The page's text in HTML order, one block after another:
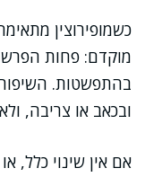
כשמופירוצין
מוקדם: פחות
בהתפשטות.
ובכאב או צריבה,
אם אין שינוי כלל,